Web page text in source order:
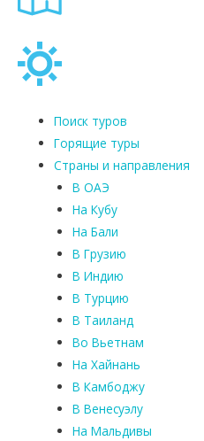
Поиск туров
Горящие туры
Страны и направления
В ОАЭ
На Кубу
На Бали
В Грузию
В Индию
В Турцию
В Таиланд
Во Вьетнам
На Хайнань
В Камбоджу
В Венесуэлу
На Мальдивы